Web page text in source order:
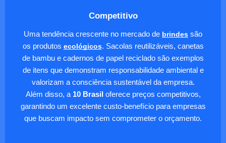
Competitivo
Uma tendência crescente no mercado de brindes são
os produtos ecológicos. Sacolas reutilizáveis, canetas
de bambu e cadernos de papel reciclado são exemplos
de itens que demonstram responsabilidade ambiental e
valorizam a consciência sustentável da empresa.
Além disso, a 10 Brasiloferece preços competitivos,
garantindo um excelente custo-benefício para empresas
que buscam impacto sem comprometer o orçamento.